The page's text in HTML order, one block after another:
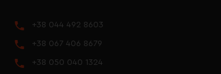
+38 044 492 8603
+38 067 406 8679
+38 050 040 1324